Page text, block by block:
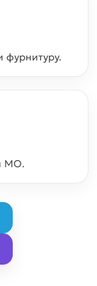
фурнитуру.
МО.